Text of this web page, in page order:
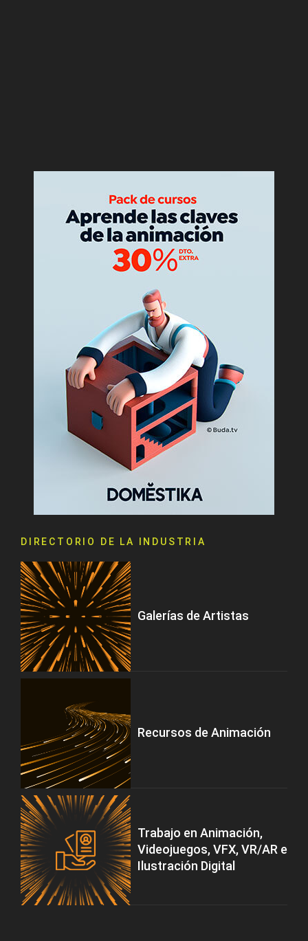
DIRECTORIO DE LA INDUSTRIA
Galerías de Artistas
Recursos de Animación
Trabajo en Animación,
Videojuegos, VFX, VR/AR e
Ilustración Digital